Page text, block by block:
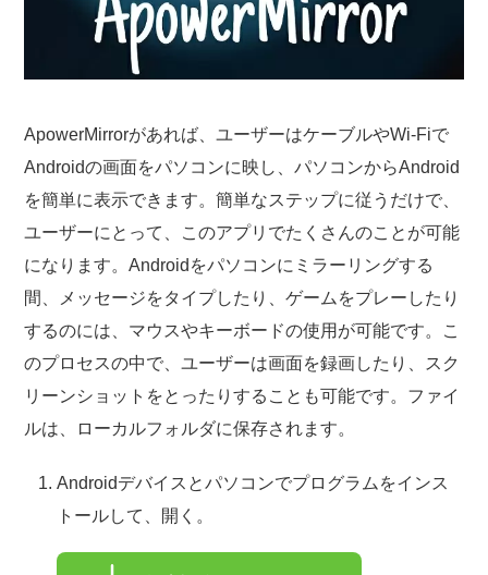
ApowerMirrorがあれば、ユーザーはケーブルやWi-Fiで
Androidの画面をパソコンに映し、パソコンからAndroid
を簡単に表示できます。簡単なステップに従うだけで、
ユーザーにとって、このアプリでたくさんのことが可能
になります。Androidをパソコンにミラーリングする
間、メッセージをタイプしたり、ゲームをプレーしたり
するのには、マウスやキーボードの使用が可能です。こ
のプロセスの中で、ユーザーは画面を録画したり、スク
リーンショットをとったりすることも可能です。ファイ
ルは、ローカルフォルダに保存されます。
Androidデバイスとパソコンでプログラムをインス
トールして、開く。